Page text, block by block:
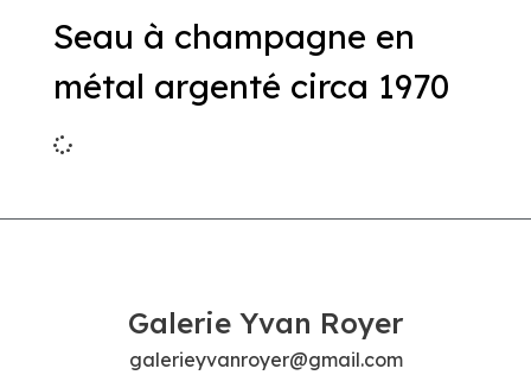
Seau à champagne en
métal argenté circa 1970
Galerie Yvan Royer
galerieyvanroyer@gmail.com